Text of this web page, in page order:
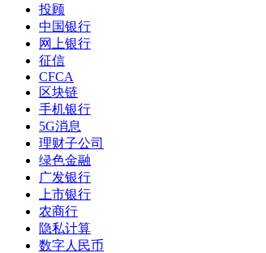
投顾
中国银行
网上银行
征信
CFCA
区块链
手机银行
5G消息
理财子公司
绿色金融
广发银行
上市银行
农商行
隐私计算
数字人民币